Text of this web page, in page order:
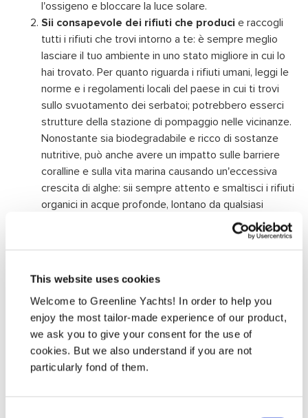
This website uses cookies
Welcome to Greenline Yachts! In order to help you
enjoy the most tailor-made experience of our product,
we ask you to give your consent for the use of
cookies. But we also understand if you are not
particularly fond of them.
l'ossigeno e bloccare la luce solare.
Sii consapevole dei rifiuti che produci e raccogli
tutti i rifiuti che trovi intorno a te: è sempre meglio
lasciare il tuo ambiente in uno stato migliore in cui lo
hai trovato. Per quanto riguarda i rifiuti umani, leggi le
norme e i regolamenti locali del paese in cui ti trovi
sullo svuotamento dei serbatoi; potrebbero esserci
strutture della stazione di pompaggio nelle vicinanze.
Nonostante sia biodegradabile e ricco di sostanze
nutritive, può anche avere un impatto sulle barriere
coralline e sulla vita marina causando un'eccessiva
crescita di alghe: sii sempre attento e smaltisci i rifiuti
organici in acque profonde, lontano da qualsiasi
Molti prodotti per la cura della pelle contengono
protezione solare più adatta alla barriera
corallina.Si consiglia di utilizzare Sun Bum.
Fai attenzione a dove ti ancori perché puoi
facilmente distruggere piante, coralli e vita marina sul
fondo del mare.Sailors for the Sea